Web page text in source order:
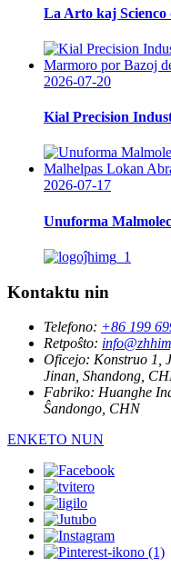
La Arto kaj Scienco
2026-07-20
Kial Precision
2026-07-17
Unuforma
Kontaktu nin
Telefono: +86 199
Retpoŝto:
Oficejo: Konstruo 1,
Jinan, Shandong,
Fabriko: Huanghe
Ŝandongo, CHN
ENKETO NUN